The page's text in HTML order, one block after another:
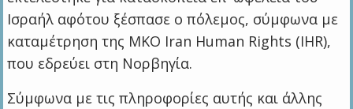
Ισραήλ αφότου ξέσπασε ο πόλεμος, σύμφωνα με
καταμέτρηση της ΜΚΟ Iran Human Rights (IHR),
που εδρεύει στη Νορβηγία.
Σύμφωνα με τις πληροφορίες αυτής και άλλης